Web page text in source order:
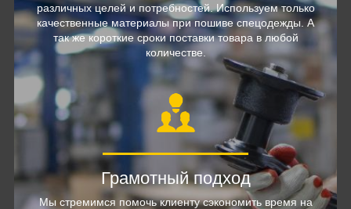
различных целей и потребностей. Используем только
качественные материалы при пошиве спецодежды. А
так же короткие сроки поставки товара в любой
количестве.
Грамотный подход
Мы стремимся помочь клиенту сэкономить время на